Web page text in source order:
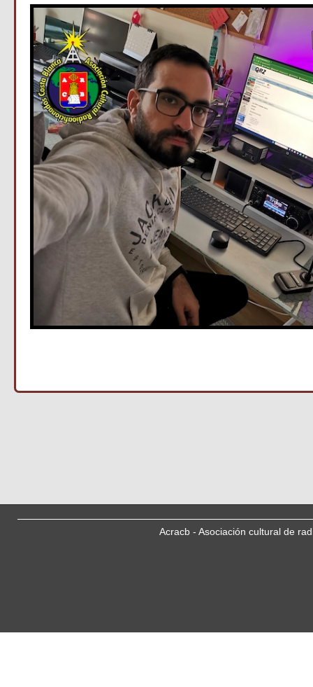
Acracb - Asociación cultural de